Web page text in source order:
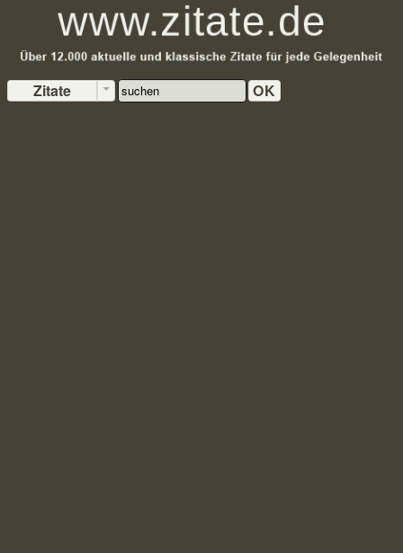
Zitate OK